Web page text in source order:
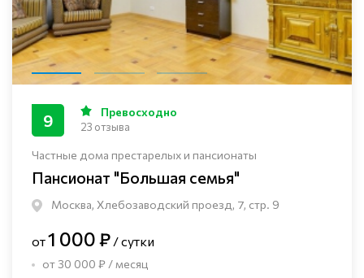
Частные дома престарелых и пансионаты
Пансионат "Большая семья"
Москва, Хлебозаводский проезд, 7, стр. 9
9 Превосходно
23 отзыва
от1 000 ₽ / сутки
от 30 000 ₽ / месяц